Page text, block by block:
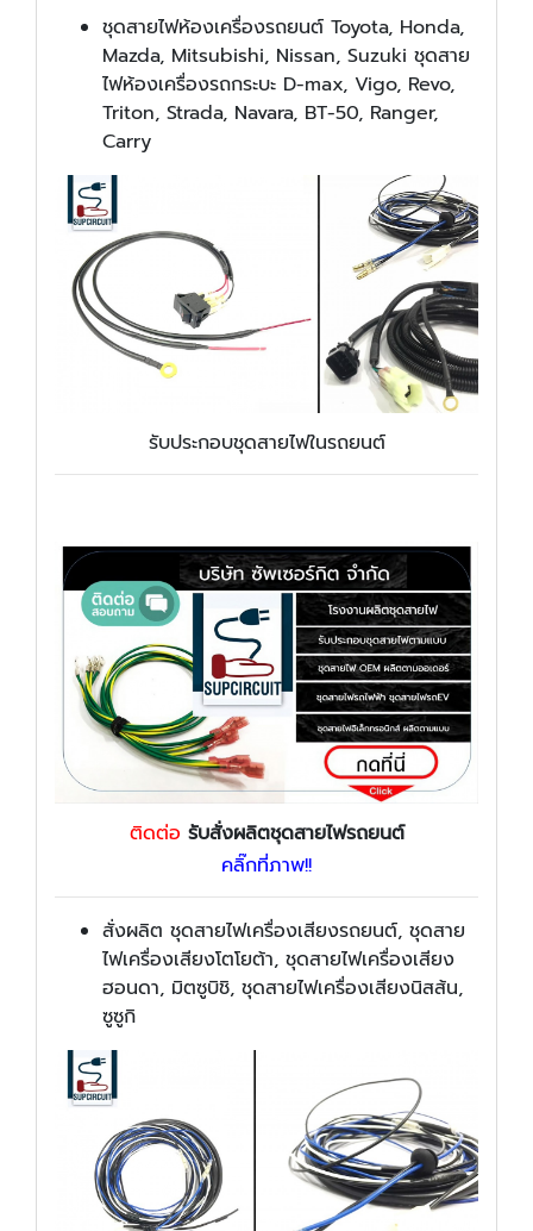
ชุดสายไฟห้องเครื่องรถยนต์ Toyota, Honda,
Mazda, Mitsubishi, Nissan, Suzuki ชุดสาย
ไฟห้องเครื่องรถกระบะ D-max, Vigo, Revo,
Triton, Strada, Navara, BT-50, Ranger,
Carry
รับประกอบชุดสายไฟในรถยนต์
ติดต่อ รับสั่งผลิตชุดสายไฟรถยนต์
คลิ๊กที่ภาพ!!
สั่งผลิต ชุดสายไฟเครื่องเสียงรถยนต์, ชุดสาย
ไฟเครื่องเสียงโตโยต้า, ชุดสายไฟเครื่องเสียง
ฮอนดา, มิตซูบิชิ, ชุดสายไฟเครื่องเสียงนิสส้น,
ซูซูกิ